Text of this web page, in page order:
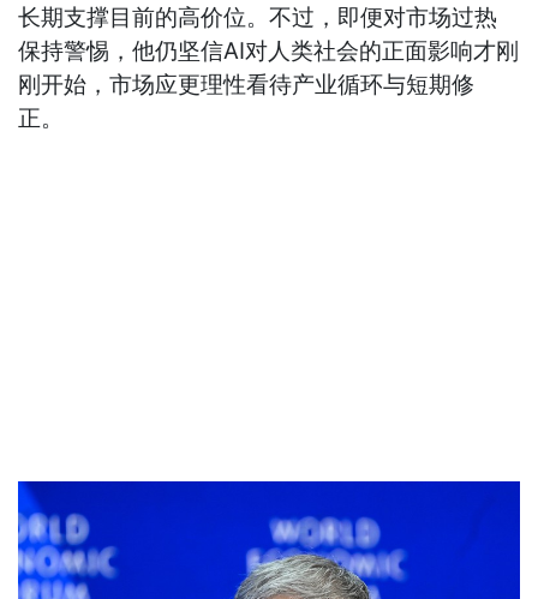
长期支撑目前的高价位。不过，即便对市场过热
保持警惕，他仍坚信AI对人类社会的正面影响才刚
刚开始，市场应更理性看待产业循环与短期修
正。